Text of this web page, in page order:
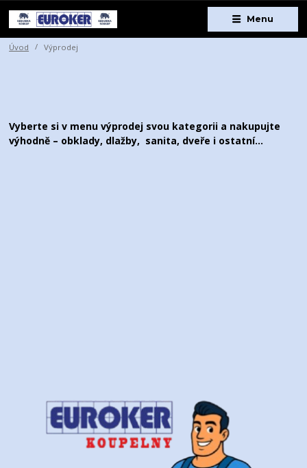
Menu
Úvod Výprodej
Vyberte si v menu výprodej svou kategorii a nakupujte
výhodně – obklady, dlažby, sanita, dveře i ostatní...